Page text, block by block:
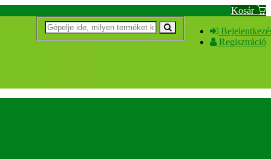
Kosár
Regisztráció